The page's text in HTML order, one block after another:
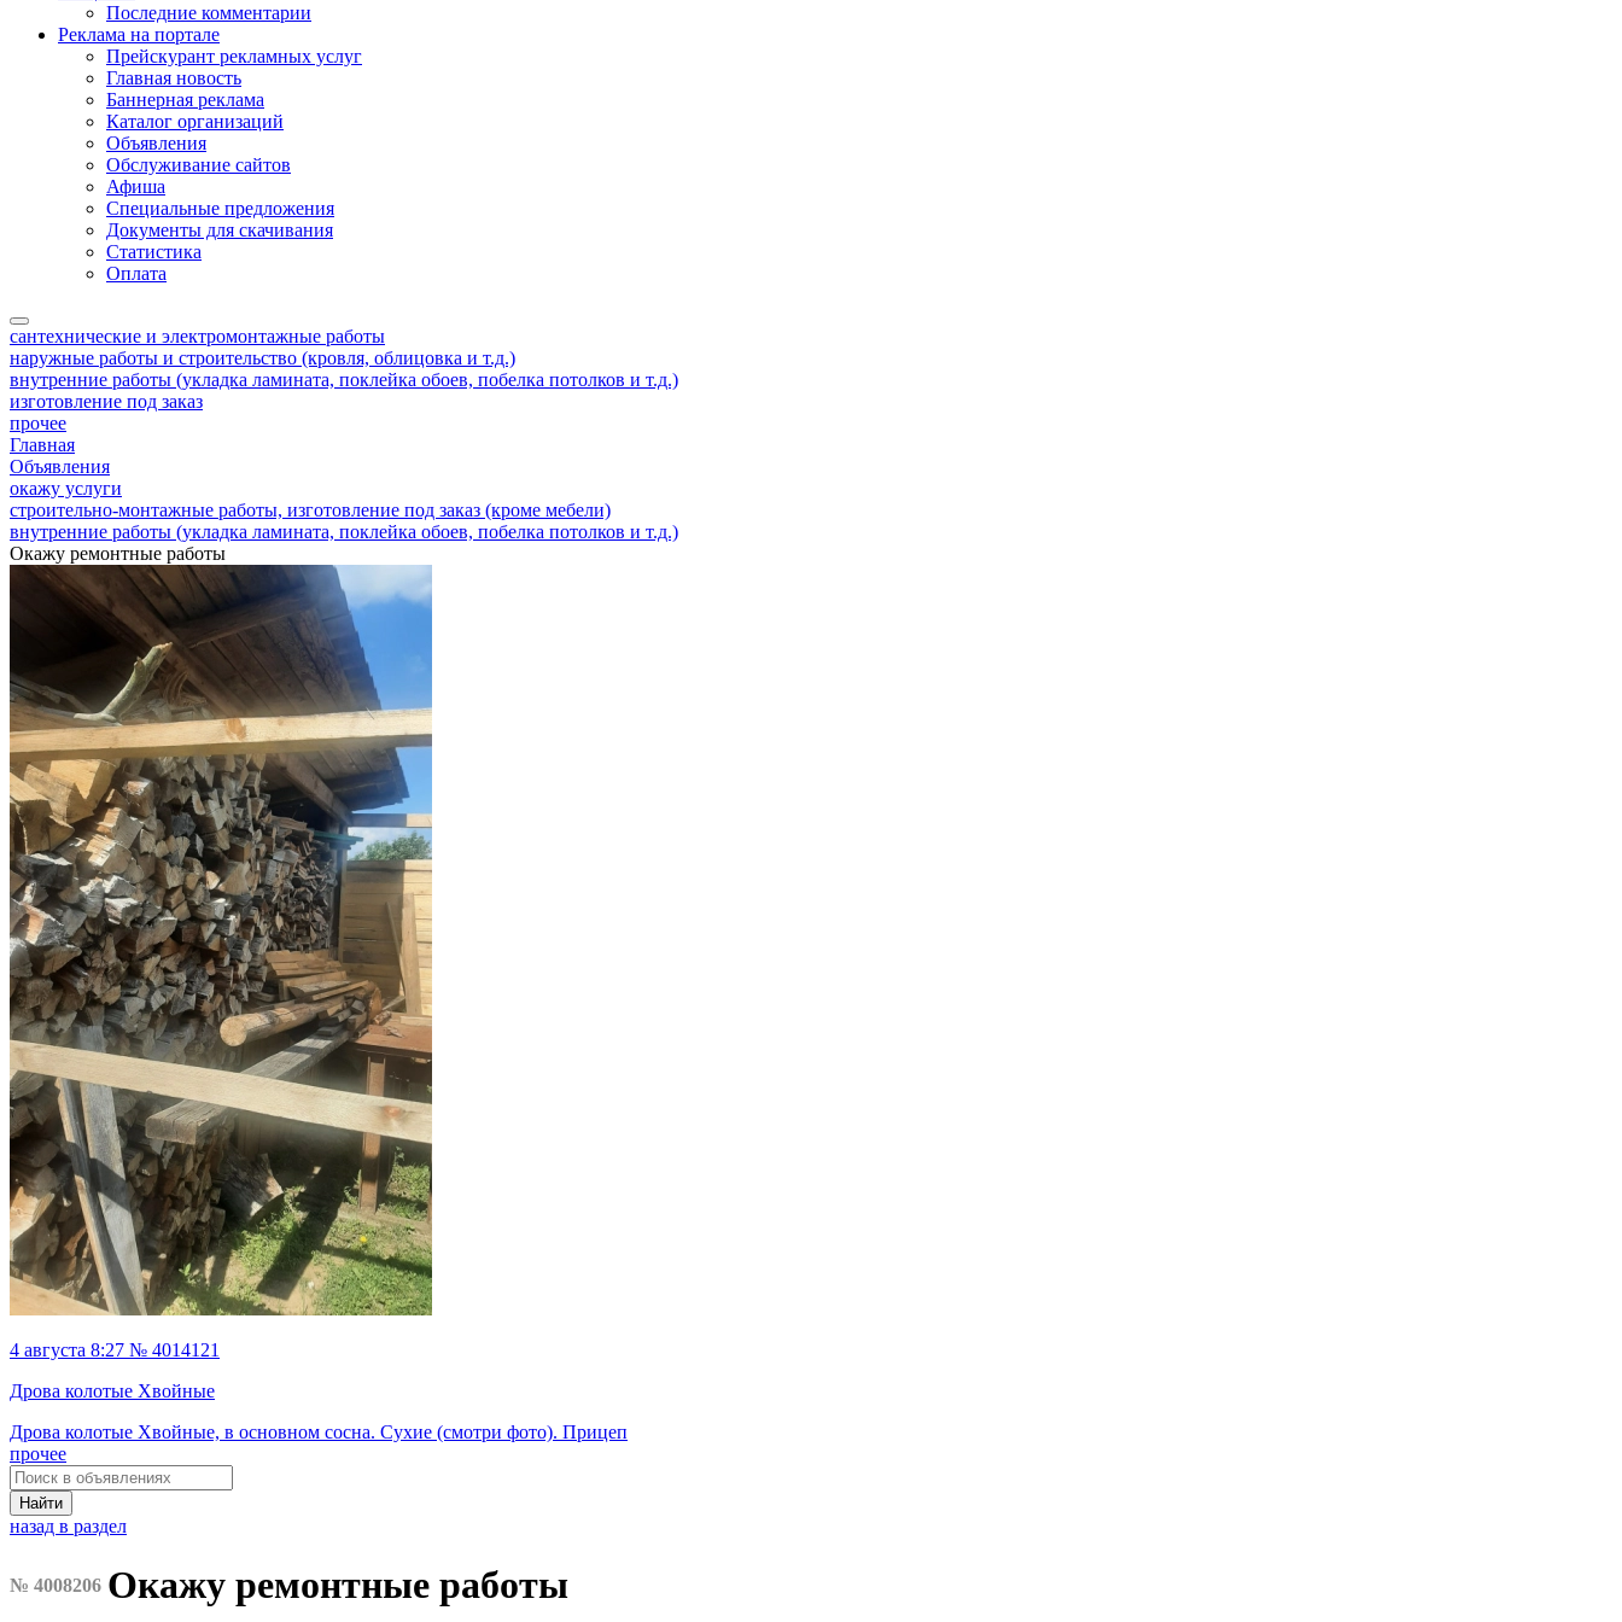
Последние комментарии
Реклама на портале
Прейскурант рекламных услуг
Главная новость
Баннерная реклама
Каталог организаций
Объявления
Обслуживание сайтов
Афиша
Специальные предложения
Документы для скачивания
Статистика
Оплата
сантехнические и электромонтажные работы
наружные работы и строительство (кровля, облицовка и т.д.)
внутренние работы (укладка ламината, поклейка обоев, побелка потолков и т.д.)
изготовление под заказ
прочее
Главная
Объявления
окажу услуги
строительно-монтажные работы, изготовление под заказ (кроме мебели)
внутренние работы (укладка ламината, поклейка обоев, побелка потолков и т.д.)
Окажу ремонтные работы
4 августа 8:27 № 4014121
Дрова колотые Хвойные
Дрова колотые Хвойные, в основном сосна. Сухие (смотри фото). Прицеп
прочее
Найти
назад в раздел
№ 4008206 Окажу ремонтные работы